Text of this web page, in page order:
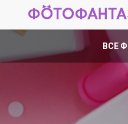
ВСЕ